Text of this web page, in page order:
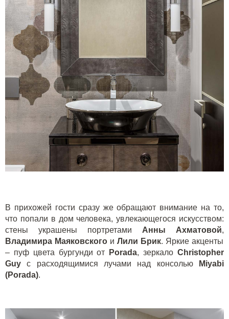
В прихожей гости сразу же обращают внимание на то,
что попали в дом человека, увлекающегося искусством:
стены украшены портретами Анны Ахматовой,
Владимира Маяковского и Лили Брик. Яркие акценты
– пуф цвета бургунди от
Porada, зеркало Christopher
Guy
с расходящимися лучами над консолью
Miyabi
(Porada).